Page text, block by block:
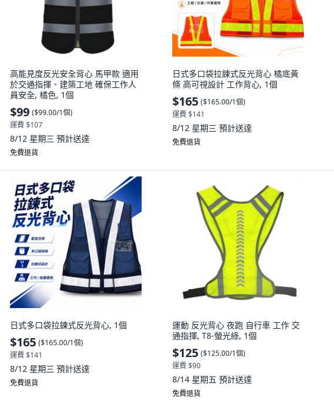
高能見度反光安全背心 馬甲款 適用
於交通指揮、建築工地 確保工作人
員安全, 橘色, 1個
$99 ($99.00/1個)
運費 $107
8/12 星期三 預計送達
免費退貨
日式多口袋拉鍊式反光背心 橘底黃
條 高可視設計 工作背心, 1個
$165 ($165.00/1個)
運費 $141
8/12 星期三 預計送達
免費退貨
日式多口袋拉鍊式反光背心, 1個
$165 ($165.00/1個)
運費 $141
8/12 星期三 預計送達
免費退貨
運動 反光背心 夜跑 自行車 工作 交
通指揮, T8-螢光綠, 1個
$125 ($125.00/1個)
運費 $90
8/14 星期五 預計送達
免費退貨